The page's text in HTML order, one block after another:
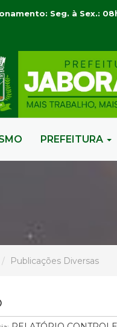
Seg. à Sex.:
PREFEITURA
Publicações Diversas